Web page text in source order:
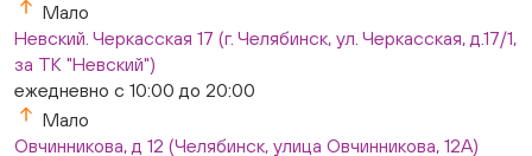
Мало
Невский. Черкасская 17 (г. Челябинск, ул. Черкасская, д.17/1,
за ТК "Невский")
ежедневно с 10:00 до 20:00
Мало
Овчинникова, д 12 (Челябинск, улица Овчинникова, 12А)